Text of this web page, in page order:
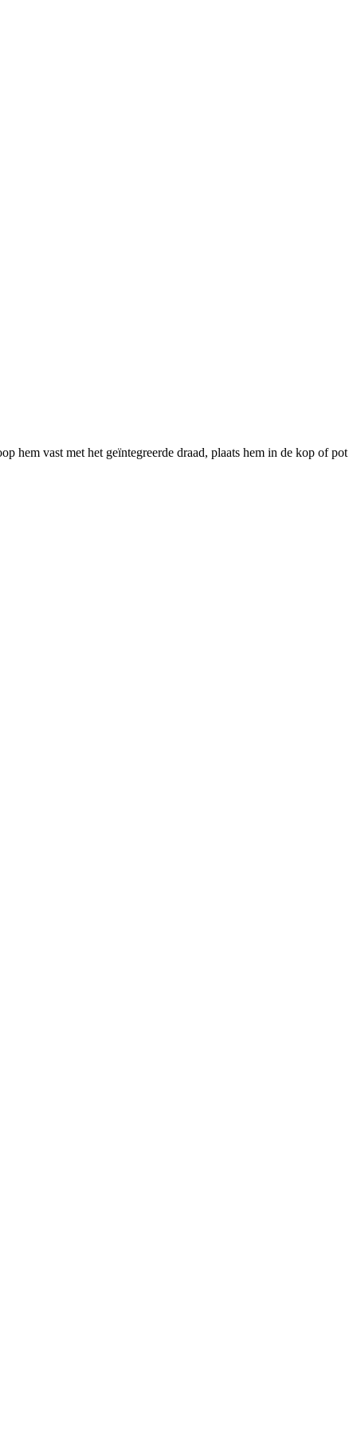
hem vast met het geïntegreerde draad, plaats hem in de kop of pot